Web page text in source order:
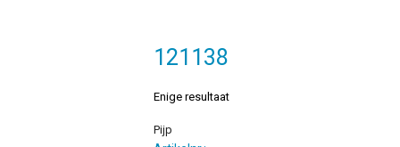
121138
Enige resultaat
Pijp